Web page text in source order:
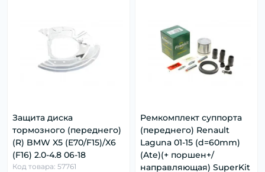
Защита диска
тормозного (переднего)
(R) BMW X5 (E70/F15)/X6
(F16) 2.0-4.8 06-18
Код товара: 57761
Ремкомплект суппорта
(переднего) Renault
Laguna 01-15 (d=60mm)
(Ate)(+ поршен+/
направляющая) SuperKit